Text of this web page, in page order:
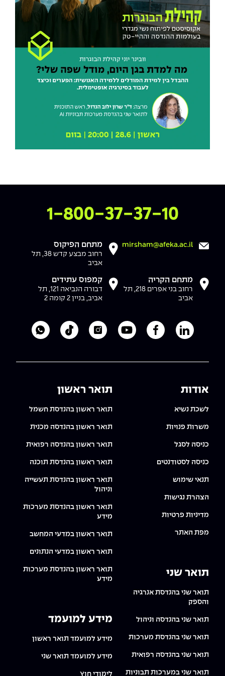
צרו איתנו קשר
1-800-37-37-10
mirsham@afeka.ac.il מתחם הפיקוס
רחוב מבצע קדש 38, תל
אביב
מתחם הקריה
רחוב בני אפרים 218, תל
אביב
קמפוס עתידים
דבורה הנביאה 121, תל
אביב, בניין 2 קומה 2
לעמוד הלינקדאין של מכללת אפקה
לעמוד הפייסבוק של מכללת אפקה
לעמוד היוטיוב של מכללת אפקה
לעמוד האינסטגרם של
לעמוד הטיקטוק
אודות
לשכת נשיא
משרות פנויות
כניסה לסגל
כניסה לסטודנטים
תנאי שימוש
הצהרת נגישות
מדיניות פרטיות
מפת האתר
תואר שני
תואר שני בהנדסת אנרגיה
והספק
תואר שני בהנדסה וניהול
תואר שני בהנדסת מערכות
תואר שני בהנדסה רפואית
תואר שני במערכות תבוניות
תואר ראשון
תואר ראשון בהנדסת חשמל
תואר ראשון בהנדסה מכנית
תואר ראשון בהנדסה רפואית
תואר ראשון בהנדסת תוכנה
תואר ראשון בהנדסת תעשייה
וניהול
תואר ראשון בהנדסת מערכות
מידע
תואר ראשון במדעי המחשב
תואר ראשון במדעי הנתונים
תואר ראשון בהנדסת מערכות
מידע
מידע למועמד
מידע למועמד תואר ראשון
מידע למועמד תואר שני
לימודי חוץ
אווירה נפיצה במתקני חשמל ומכשור
קורס ניהול פרויקטים בשילוב AI
קורסים מקצועיים מותאמים לארגונים
סמסטר ראשון בתיכון
The Afeka Shop
חנות החדשנות והיזמות